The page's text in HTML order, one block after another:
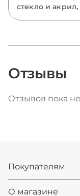
стекло и
Отзывы
Отзывов пока
Покупателям
О магазине